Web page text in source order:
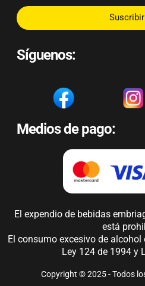
Síguenos:
Medios de pago:
El expendio de bebidas
está
El consumo excesivo de
Ley 124 de 1994 y
Copyright © 2025 - Todos